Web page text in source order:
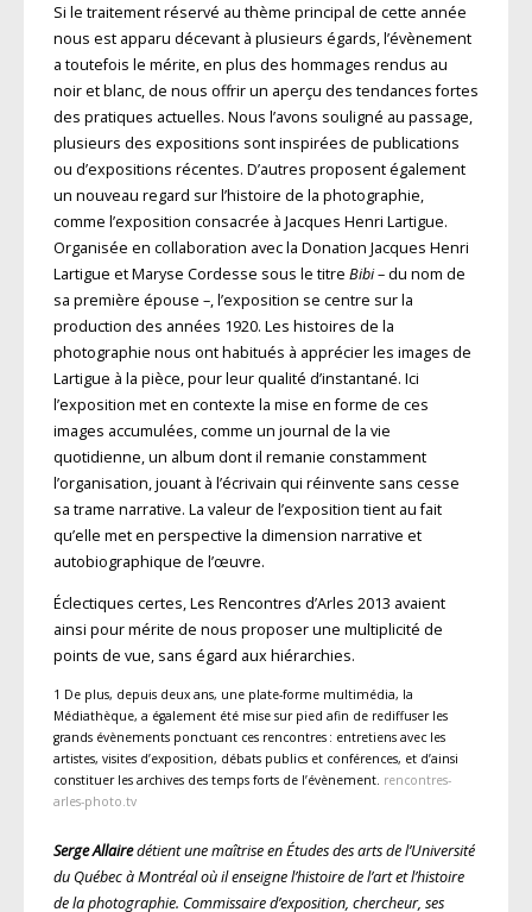
Si le traitement réservé au thème principal de cette année
nous est apparu décevant à plusieurs égards, l’évènement
a toutefois le mérite, en plus des hommages rendus au
noir et blanc, de nous offrir un aperçu des tendances fortes
des pratiques actuelles. Nous l’avons souligné au passage,
plusieurs des expositions sont inspirées de publications
ou d’expositions récentes. D’autres proposent également
un nouveau regard sur l’histoire de la photographie,
comme l’exposition consacrée à Jacques Henri Lartigue.
Organisée en collaboration avec la Donation Jacques Henri
Lartigue et Maryse Cordesse sous le titre Bibi– du nom de
sa première épouse –, l’exposition se centre sur la
production des années 1920. Les histoires de la
photographie nous ont habitués à apprécier les images de
Lartigue à la pièce, pour leur qualité d’instantané. Ici
l’exposition met en contexte la mise en forme de ces
images accumulées, comme un journal de la vie
quotidienne, un album dont il remanie constamment
l’organisation, jouant à l’écrivain qui réinvente sans cesse
sa trame narrative. La valeur de l’exposition tient au fait
qu’elle met en perspective la dimension narrative et
autobiographique de l’œuvre.
Éclectiques certes, Les Rencontres d’Arles 2013 avaient
ainsi pour mérite de nous proposer une multiplicité de
points de vue, sans égard aux hiérarchies.
1 De plus, depuis deux ans, une plate-forme multimédia, la
Médiathèque, a également été mise sur pied afin de rediffuser les
grands évènements ponctuant ces rencontres : entretiens avec les
artistes, visites d’exposition, débats publics et conférences, et d’ainsi
constituer les archives des temps forts de l’évènement. rencontres-
arles-photo.tv
Serge Allairedétient une maîtrise en Études des arts de l’Université
du Québec à Montréal où il enseigne l’histoire de l’art et l’histoire
de la photographie. Commissaire d’exposition, chercheur, ses